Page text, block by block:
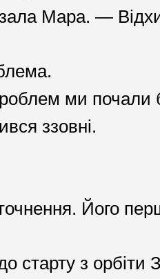
Мара. —
ми почали
ззовні.
Його
старту з орбіти